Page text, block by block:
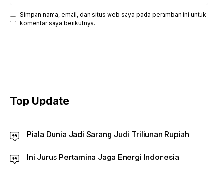
Simpan nama, email, dan situs web saya pada peramban ini untuk
komentar saya berikutnya.
Top Update
Piala Dunia Jadi Sarang Judi Triliunan Rupiah
Ini Jurus Pertamina Jaga Energi Indonesia